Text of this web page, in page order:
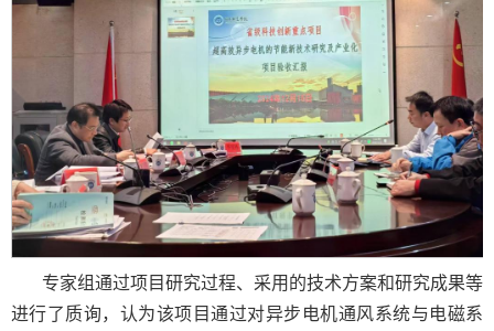
专家组通过项目研究过程、采用的技术方案和研究成果等
进行了质询，认为该项目通过对异步电机通风系统与电磁系